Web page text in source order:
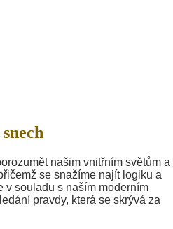
našim vnitřním světům a
se snažíme najít logiku a
v souladu s naším moderním
pravdy, která se skrývá za